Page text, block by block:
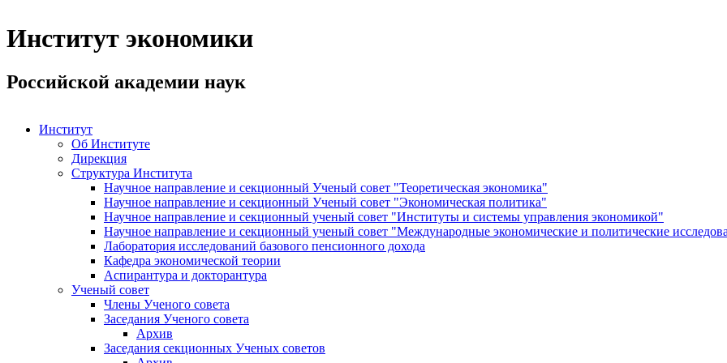
Институт экономики
Российской академии наук
Институт
Об Институте
Дирекция
Структура Института
Научное направление и секционный Ученый совет "Теоретическая экономика"
Научное направление и секционный Ученый совет "Экономическая политика"
Научное направление и секционный ученый совет "Институты и системы управления экономикой"
Научное направление и секционный ученый совет "Международные экономические и политические
Лаборатория исследований базового пенсионного дохода
Кафедра экономической теории
Аспирантура и докторантура
Ученый совет
Члены Ученого совета
Заседания Ученого совета
Архив
Заседания секционных Ученых советов